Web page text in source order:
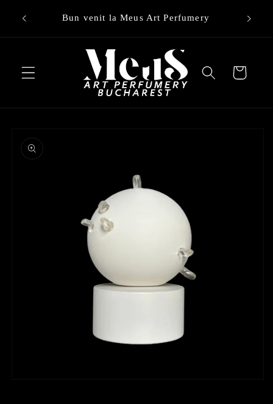
conținut
Bun venit la Meus Art Perfumery
Cart
informațiile
despre
produs